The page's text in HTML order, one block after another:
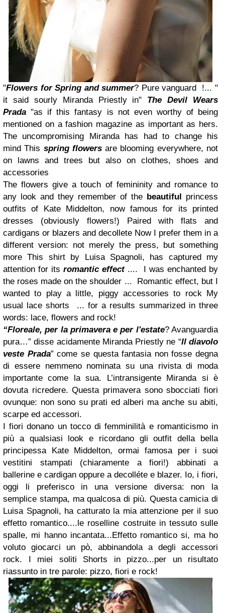
"Flowers for Spring and summer? Pure vanguard !... "
it said sourly Miranda Priestly in" The Devil Wears
Prada "as if this fantasy is not even worthy of being
mentioned on a fashion magazine as important as hers.
The uncompromising Miranda has had to change his
mind This spring flowers are blooming everywhere, not
on lawns
and trees but also on clothes, shoes
and
accessories
The flowers give a touch of femininity and romance to
any look and they remember of the beautiful princess
outfits of Kate Middelton, now famous for its
printed
dresses
(obviously flowers!) Paired with
flats and
cardigans or blazers and decollete Now I prefer them in a
different version: not merely the press, but something
more This shirt by Luisa Spagnoli, has captured my
attention for its romantic effect .... I was enchanted by
the roses madeon the shoulder ... Romantic effect, but I
wanted to play a little, piggy accessories to rock My
usual lace shorts ... for a results summarized in three
words: lace, flowers and rock!
“Floreale, per la primavera e per l'estate? Avanguardia
pura…” disse acidamente Miranda Priestly ne “Il diavolo
veste Prada” come se questa fantasia non fosse degna
di essere nemmeno nominata su una rivista di moda
importante come la sua. L’intransigente Miranda si è
dovuta ricredere. Questa primavera sono sbocciati fiori
ovunque: non sono su prati ed alberi ma anche su abiti,
scarpe ed accessori.
I fiori donano un tocco di femminilità e romanticismo in
più a qualsiasi look e ricordano gli outfit della bella
principessa Kate Middelton, ormai famosa per i suoi
vestitini stampati (chiaramente a fiori!) abbinati a
ballerine e cardigan oppure a decolléte e blazer. Io, i fiori,
oggi li preferisco in una versione diversa: non la
semplice stampa, ma qualcosa di più. Questa camicia di
Luisa Spagnoli, ha catturato la mia attenzione per il suo
effetto romantico....le roselline costruite in tessuto sulle
spalle, mi hanno incantata...Effetto romantico si, ma ho
voluto giocarci un pò, abbinandola a degli accessori
rock. I miei soliti Shorts in pizzo...per un risultato
riassunto in tre parole: pizzo, fiori e rock!